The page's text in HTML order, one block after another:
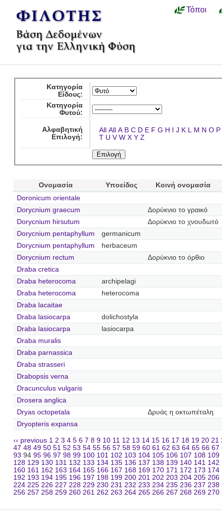
Τόποι
Κατηγορία
Είδους:
Κατηγορία
Φυτού:
Αλφαβητική
Επιλογή:
All All A B C D E F G H I J K L M N O P
T U V W X Y Z
Ονομασία Υποείδος
Κοινή ονομασία
Doronicum orientale
Dorycnium graecum
Δορύκνιο το γραικό
Dorycnium hirsutum
Δορύκνιο το χνουδωτό
Dorycnium pentaphyllum
germanicum
Dorycnium pentaphyllum
herbaceum
Dorycnium rectum
Δορύκνιο το όρθιο
Draba cretica
Draba heterocoma
archipelagi
Draba heterocoma
heterocoma
Draba lacaitae
Draba lasiocarpa
dolichostyla
Draba lasiocarpa
lasiocarpa
Draba muralis
Draba parnassica
Draba strasseri
Drabopsis verna
Dracunculus vulgaris
Drosera anglica
Dryas octopetala
Δρυάς η οκτωπέταλη
Dryopteris expansa
‹‹ previous 1 2 3 4 5 6 7 8 9 10 11 12 13 14 15 16 17 18 19 20 21
47 48 49 50 51 52 53 54 55 56 57 58 59 60 61 62 63 64 65 66 67
93 94 95 96 97 98 99 100 101 102 103 104 105 106 107 108 109
128 129 130 131 132 133 134 135 136 137 138 139 140 141 142
160 161 162 163 164 165 166 167 168 169 170 171 172 173 174
192 193 194 195 196 197 198 199 200 201 202 203 204 205 206
224 225 226 227 228 229 230 231 232 233 234 235 236 237 238
256 257 258 259 260 261 262 263 264 265 266 267 268 269 270